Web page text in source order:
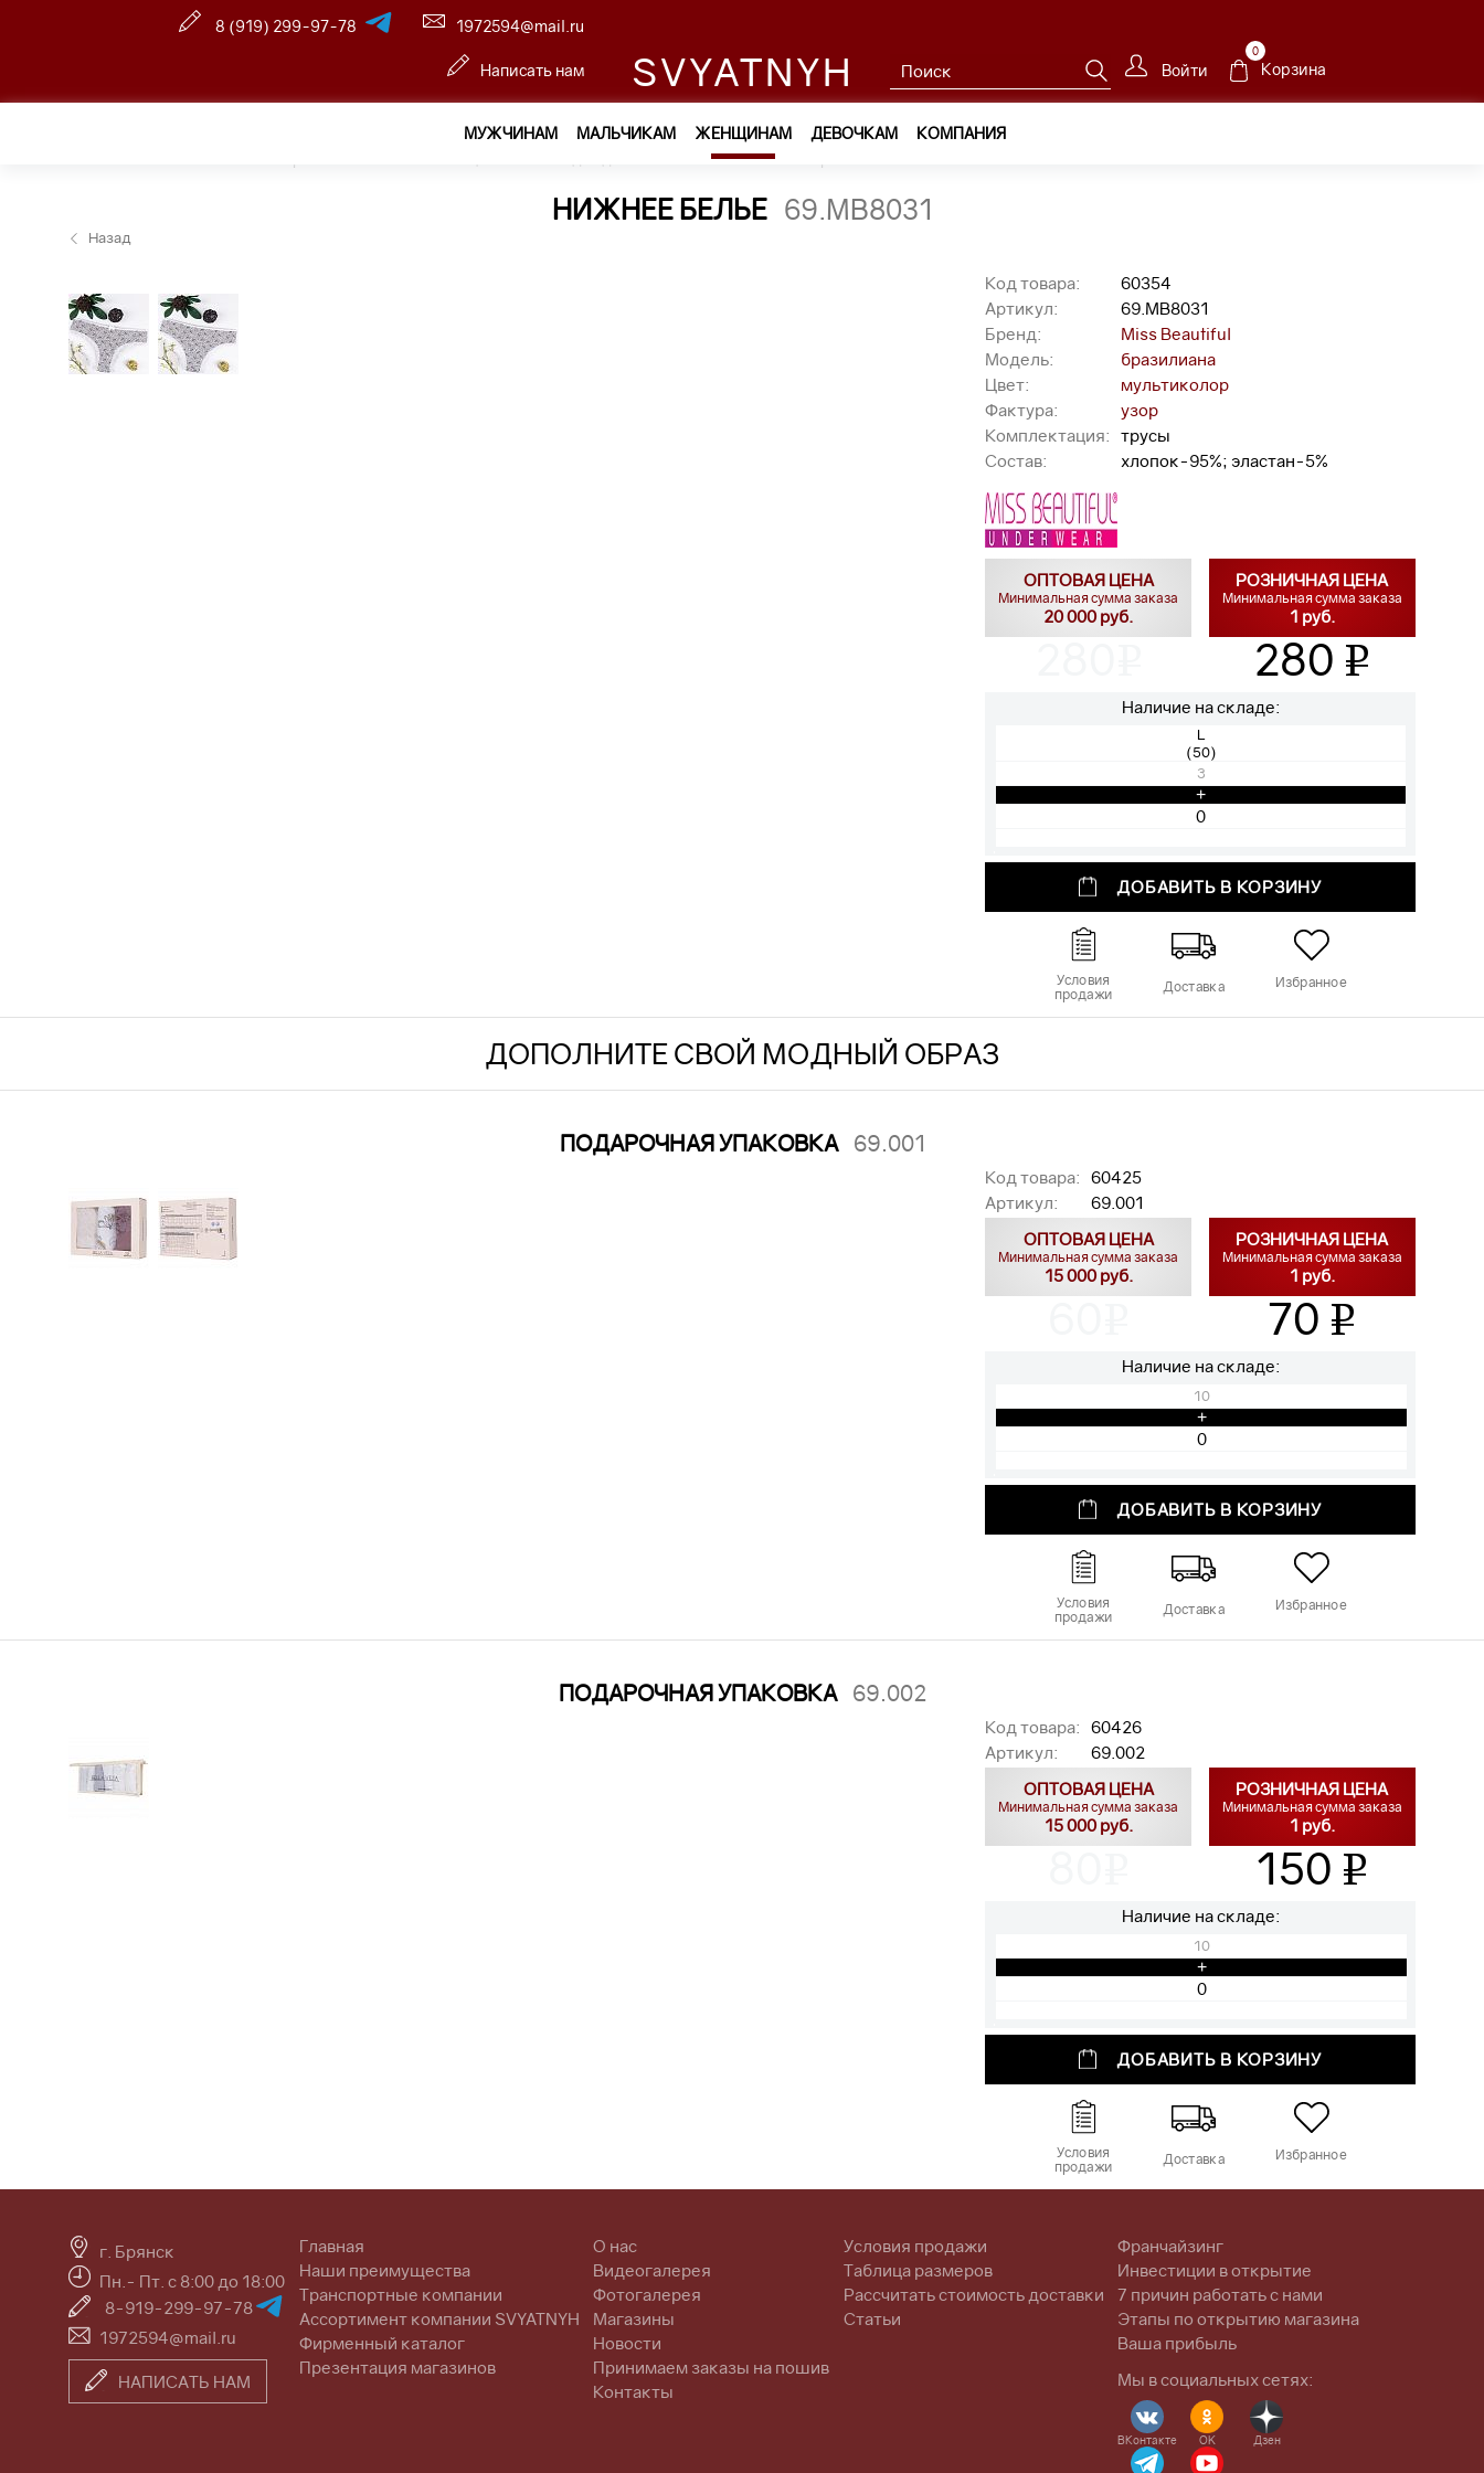
8 (919) 299-97-78 1972594@mail.ru
Написать нам SVYATNYH Войти
0
Корзина
МУЖЧИНАМ МАЛЬЧИКАМ ЖЕНЩИНАМ ДЕВОЧКАМ КОМПАНИЯ
Нижнее белье
НИЖНЕЕ БЕЛЬЕ 69.MB8031
Назад
Код товара:
60354
Артикул:
69.MB8031
Бренд:
Miss Beautiful
Модель:
бразилиана
Цвет:
мультиколор
Фактура:
узор
Комплектация:
трусы
Состав:
хлопок-95%; эластан-5%
ОПТОВАЯ ЦЕНА
Минимальная сумма заказа
20 000 руб.
РОЗНИЧНАЯ ЦЕНА
Минимальная сумма заказа
1 руб.
280 v
Наличие на складе:
L
(50)
3
+
ДОБАВИТЬ В КОРЗИНУ
Условия
продажи
Доставка Избранное
ДОПОЛНИТЕ СВОЙ МОДНЫЙ ОБРАЗ
ПОДАРОЧНАЯ УПАКОВКА 69.001
Код товара:
60425
Артикул:
69.001
ОПТОВАЯ ЦЕНА
Минимальная сумма заказа
15 000 руб.
РОЗНИЧНАЯ ЦЕНА
Минимальная сумма заказа
1 руб.
70 v
Наличие на складе:
10
+
ДОБАВИТЬ В КОРЗИНУ
Условия
продажи Доставка Избранное
ПОДАРОЧНАЯ УПАКОВКА 69.002
Код товара:
60426
Артикул:
69.002
ОПТОВАЯ ЦЕНА
Минимальная сумма заказа
15 000 руб.
РОЗНИЧНАЯ ЦЕНА
Минимальная сумма заказа
1 руб.
150 v
Наличие на складе:
10
+
ДОБАВИТЬ В КОРЗИНУ
Условия
продажи Доставка Избранное
г. Брянск
Пн.- Пт. с 8:00 до 18:00
8-919-299-97-78
1972594@mail.ru
НАПИСАТЬ НАМ
Главная
Наши преимущества
Транспортные компании
Ассортимент компании SVYATNYH
Фирменный каталог
Презентация магазинов
О нас
Видеогалерея
Фотогалерея
Магазины
Новости
Принимаем заказы на пошив
Контакты
Условия продажи
Таблица размеров
Рассчитать стоимость доставки
Статьи
Франчайзинг
Инвестиции в открытие
7 причин работать с нами
Этапы по открытию магазина
Ваша прибыль
Мы в социальных сетях:
ВКонтакте OK Дзен